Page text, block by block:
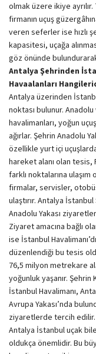
olmak üzere ikiye
firmanın uçuş
veren seferler ise hızlı
kapasitesi, uçağa
göz önünde
Antalya Şehrinden
Havaalanları
Antalya üzerinden
noktası bulunur.
havalimanları, yoğun
ağırlar. Şehrin Anadolu
özellikle yurt içi
hareket alanı olan tesis,
farklı noktalarına
firmalar, servisler,
ulaştırır. Antalya
Anadolu Yakası
Ziyaret amacına bağlı
ise İstanbul
düzenlendiği bu tesis
76,5 milyon metrekare
yoğunluk yaşanır. Şehrin
İstanbul Havalimanı,
Avrupa Yakası’nda
ziyaretlerde tercih edilir.
Antalya İstanbul uçak
oldukça önemlidir. Bu